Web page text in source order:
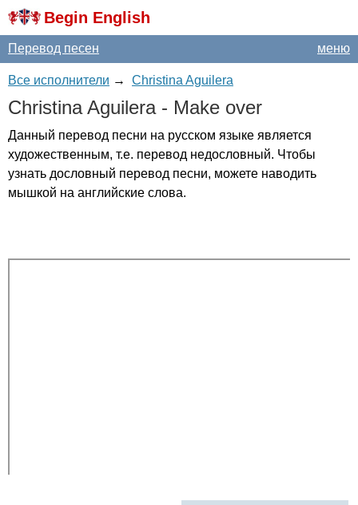
Begin English
меню
Перевод песен
Все исполнители → Christina Aguilera
Christina Aguilera- Make over
Данный перевод песни на русском языке является
художественным, т.е. перевод недословный. Чтобы
узнать дословный перевод песни, можете наводить
мышкой на английские слова.